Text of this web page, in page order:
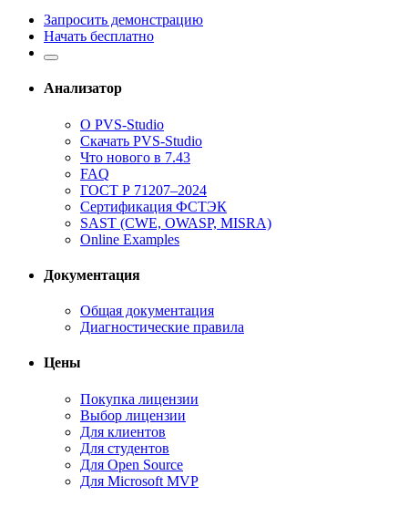
Запросить демонстрацию
Начать бесплатно
Анализатор
О PVS-Studio
Скачать PVS-Studio
Что нового в 7.43
FAQ
ГОСТ Р 71207–2024
Сертификация ФСТЭК
SAST (CWE, OWASP, MISRA)
Online Examples
Документация
Общая документация
Диагностические правила
Цены
Покупка лицензии
Выбор лицензии
Для клиентов
Для студентов
Для Open Source
Для Microsoft MVP